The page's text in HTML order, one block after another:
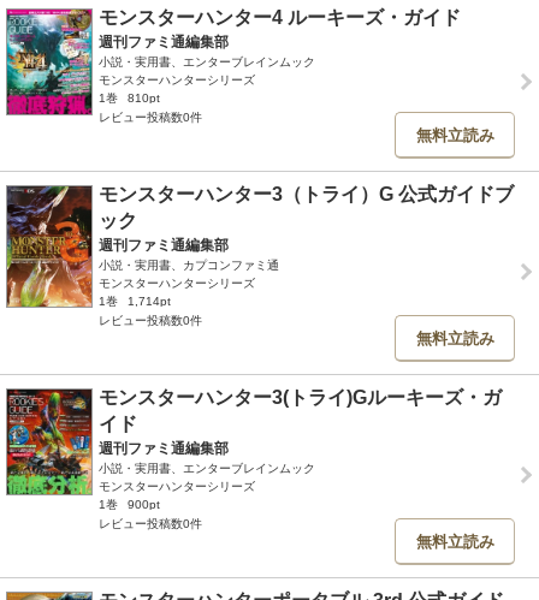
モンスターハンター4 ルーキーズ・ガイド
週刊ファミ通編集部
小説・実用書、エンターブレインムック
モンスターハンターシリーズ
1巻
810pt
レビュー投稿数0件
無料立読み
モンスターハンター3（トライ）G 公式ガイドブ
ック
週刊ファミ通編集部
小説・実用書、カプコンファミ通
モンスターハンターシリーズ
1巻
1,714pt
レビュー投稿数0件
無料立読み
モンスターハンター3(トライ)Gルーキーズ・ガ
イド
週刊ファミ通編集部
小説・実用書、エンターブレインムック
モンスターハンターシリーズ
1巻
900pt
レビュー投稿数0件
無料立読み